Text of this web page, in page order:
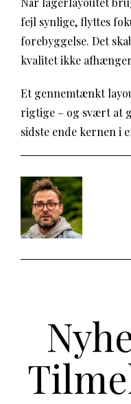
fejl synlige, flyttes
forebyggelse. Det
kvalitet ikke
Et gennemtænkt
rigtige – og svært at
sidste ende kernen i